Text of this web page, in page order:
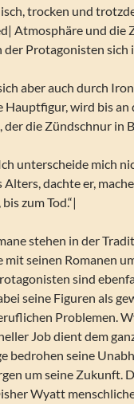
trocken und
Atmosphäre und die
Protagonisten sich
aber auch durch
Hauptfigur, wird bis
der die Zündschnur in
unterscheide mich
dachte er,
zum Tod.“|
stehen in der
mit seinen Romanen
sind
seine Figuren als
Problemen.
Job dient dem
bedrohen seine
um seine Zukunft.
Wyatt